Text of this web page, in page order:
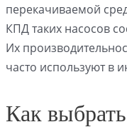
перекачиваемой
КПД таких насосов
Их
часто используют в
Как